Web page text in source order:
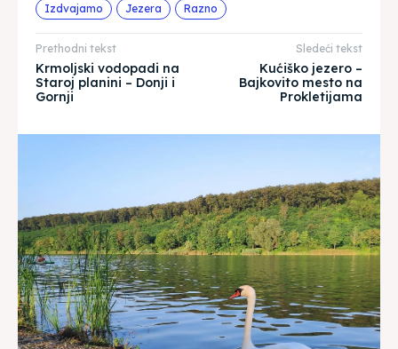
Izdvajamo Jezera Razno
Prethodni tekst
Krmoljski vodopadi na
Staroj planini – Donji i
Gornji
Sledeći tekst
Kućiško jezero –
Bajkovito mesto na
Prokletijama